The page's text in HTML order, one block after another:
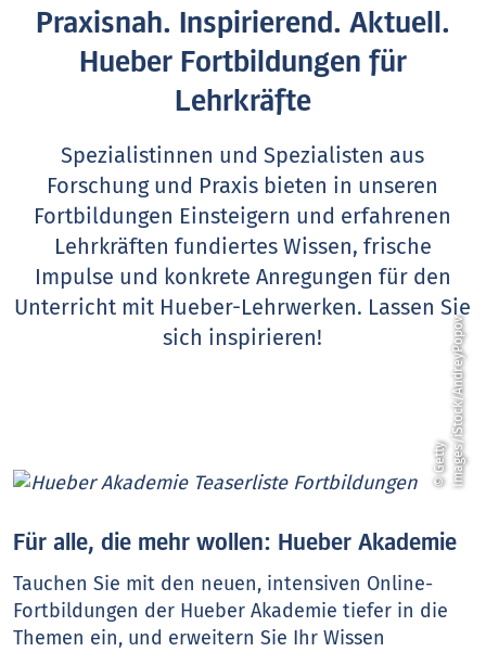
Praxisnah. Inspirierend. Aktuell.
Hueber Fortbildungen für
Lehrkräfte
Spezialistinnen und Spezialisten aus
Forschung und Praxis bieten in unseren
Fortbildungen Einsteigern und erfahrenen
Lehrkräften fundiertes Wissen, frische
Impulse und konkrete Anregungen für den
Unterricht mit Hueber-Lehrwerken. Lassen Sie
sich inspirieren!
©
G
e
t
t
y
I
m
a
g
e
s
/
i
S
t
o
c
k
/
A
n
d
r
e
y
P
o
p
ov
Für alle, die mehr wollen: Hueber Akademie
Tauchen Sie mit den neuen, intensiven Online-
Fortbildungen der Hueber Akademie tiefer in die
Themen ein, und erweitern Sie Ihr Wissen